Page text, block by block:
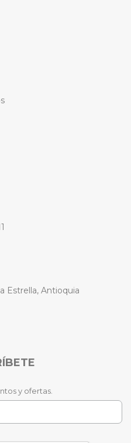
Estrella, Antioquia
y ofertas.